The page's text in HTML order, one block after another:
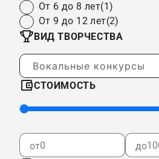
От 6 до 8 лет(1)
От 9 до 12 лет(2)
ВИД ТВОРЧЕСТВА
Вокальные конкурсы
СТОИМОСТЬ
от
до